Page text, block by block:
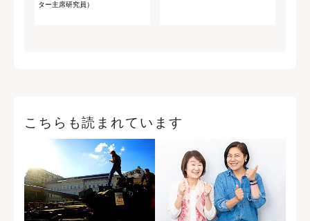
ター主席研究員）
こちらも読まれています